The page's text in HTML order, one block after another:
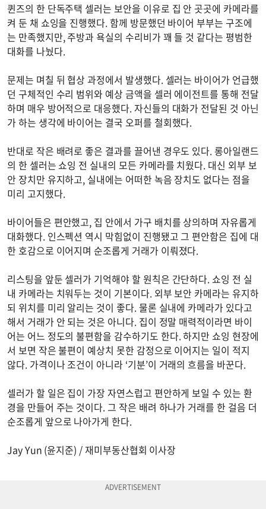
퀸즈의 한 단독주택 셀러는 보안을 이유로 집 안 곳곳에 카메라를
켜 둔 채 쇼잉을 진행했다. 함께 방문했던 바이어 부부는 구조에
는 만족했지만, 주방과 욕실의 수리비가 꽤 들 것 같다는 평범한
대화를 나눴다.
문제는 며칠 뒤 협상 과정에서 발생했다. 셀러는 바이어가 언급했
던 구체적인 수리 범위와 예상 금액을 셀러 에이전트를 통해 전달
하며 매우 방어적으로 대응했다. 자신들의 대화가 전달된 것 아닌
가 하는 생각에 바이어는 결국 오퍼를 철회했다.
반대로 작은 배려로 좋은 결과를 끌어낸 경우도 있다. 롱아일랜드
의 한 셀러는 쇼잉 전 실내의 모든 카메라를 치웠다. 대신 외부 보
안 장치만 유지하고, 실내에는 어떠한 녹음 장치도 없다는 점을
미리 고지했다.
바이어들은 편안했고, 집 안에서 가구 배치를 상의하며 자유롭게
대화했다. 인스펙션 역시 막힘없이 진행됐고 그 편안함은 집에 대
한 호감으로 이어지며 순조롭게 거래가 이뤄졌다.
리스팅을 앞둔 셀러가 기억해야 할 원칙은 간단하다. 쇼잉 전 실
내 카메라는 치워두는 것이 기본이다. 외부 보안 카메라는 유지하
되 위치를 미리 알리는 것이 좋다. 물론 실내에 카메라가 있다고
해서 거래가 안 되는 것은 아니다. 집이 정말 매력적이라면 바이
어는 어느 정도의 불편함을 감수하기도 한다. 하지만 쇼잉 현장에
서 보면 작은 불편이 예상치 못한 감정으로 이어지는 일이 적지
않다. 가격이나 조건이 아니라 ‘기분’이 거래의 흐름을 바꾼다.
셀러가 할 일은 집이 가장 자연스럽고 편안하게 보일 수 있는 환
경을 만들어 주는 것이다. 그 작은 배려 하나가 거래를 한 걸음 더
순조롭게 앞으로 나아가게 한다.
Jay Yun (윤지준) / 재미부동산협회 이사장